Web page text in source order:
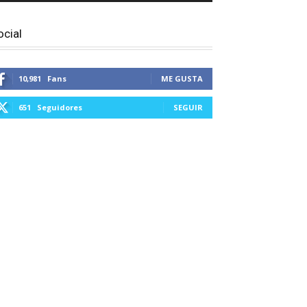
10,981 Fans ME GUSTA
651 Seguidores SEGUIR